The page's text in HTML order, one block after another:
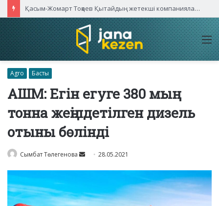
Қасым-Жомарт Тоқаев Қытайдың жетекші компаниялары басшыларымен кездесті
Agro Басты
АШМ: Егін егуге 380 мың
тонна жеңілдетілген дизель
отыны бөлінді
Сымбат Төлегенова
Send 28.05.2021